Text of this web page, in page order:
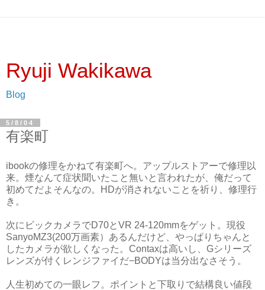
Ryuji Wakikawa
Blog
5/8/04
有楽町
ibookの修理をかねて有楽町へ。アップルストアーで修理以
来。煙なんて症状聞いたこと無いと言われたが、俺だって
初めてだよそんなの。HDが消されないことを祈り、修理行
き。
次にビックカメラでD70とVR 24-120mmをゲット。現役
SanyoMZ3(200万画素）あるんだけど、やっぱりちゃんと
したカメラが欲しくなった。Contaxは高いし、Gシリーズ
レンズが付くレンジファイだ−BODYは当分出なさそう。
人生初めての一眼レフ。ポイントと下取りで結構良い値段